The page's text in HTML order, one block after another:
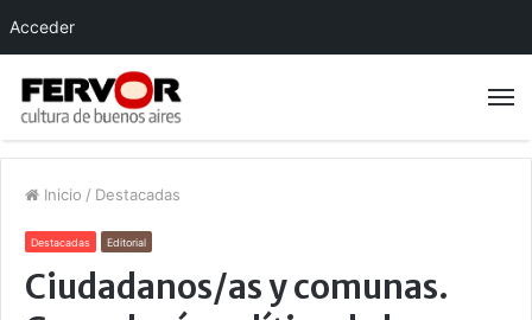
Inicio / Destacadas
Destacadas Editorial
Ciudadanos/as y comunas.
Acceder